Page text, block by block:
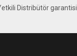
Distribütör garantisi